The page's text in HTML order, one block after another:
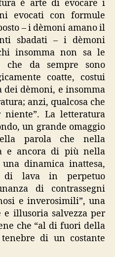
è arte di evocare i
evocati con formule
– i dèmoni amano il
sbadati – i dèmoni
insomma non sa le
che da sempre sono
coatte, costui
dei dèmoni, e insomma
anzi, qualcosa che
La letteratura
un grande omaggio
parola che nella
e ancora di più nella
dinamica inattesa,
di lava in perpetuo
di contrassegni
e inverosimili”, una
illusoria salvezza per
che “al di fuori della
di un costante